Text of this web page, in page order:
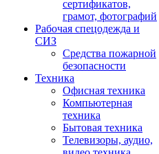
сертификатов,
грамот, фотографий
Рабочая спецодежда и
СИЗ
Средства пожарной
безопасности
Техника
Офисная техника
Компьютерная
техника
Бытовая техника
Телевизоры, аудио,